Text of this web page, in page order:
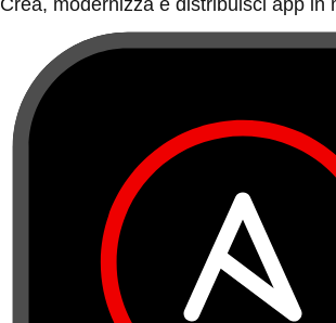
Crea, modernizza e distribuisci app in